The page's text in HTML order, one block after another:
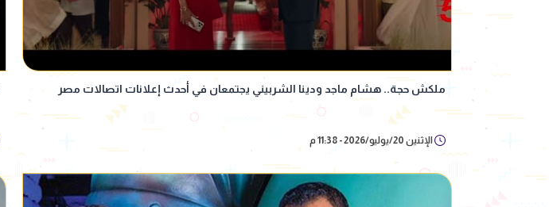
ملكش حجة.. هشام ماجد ودينا الشربيني يجتمعان في أحدث إعلانات اتصالات مصر
الإثنين 20/يوليو/2026 - 11:38 م